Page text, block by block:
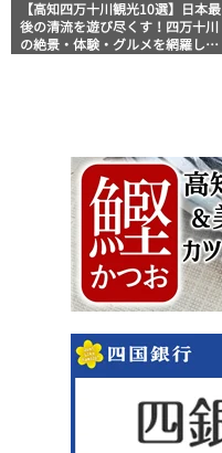
【高知四万十川観光10選】日本最
後の清流を遊び尽くす！四万十川
の絶景・体験・グルメを網羅した